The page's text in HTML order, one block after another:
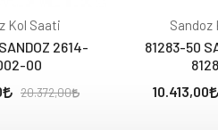
Kol Saati
2614-
00
20.372,00
Sandoz
81283-50
10.413,00